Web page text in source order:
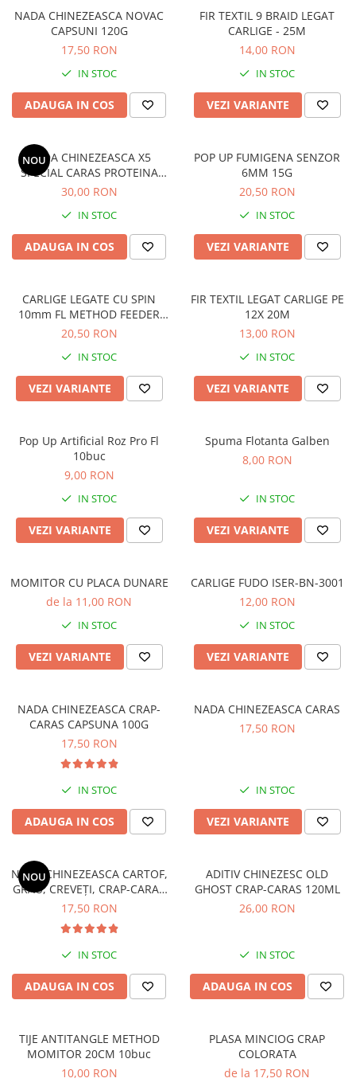
Cârlige stationar
Accesorii staționar
Rig pescuit
Crosete si burghie pescuit
Foarfeca pescuit
Cleste pescuit
Cârlige somn
Lansete somn
Pescuit General
Juvelnic pescuit
Picheți pescuit
Swingere pescuit
Senzori pescuit
Accesorii
Agrafe pescuit
Rig pescuit
Opritoare pescuit
Crosete si burghie pescuit
Foarfeca pescuit
Cleste pescuit
Fire Pescuit
Fir textil pescuit
Fir monofilament
Fire de pescuit
Fir feeder
Fir spinning
Fir staționar
Nadă și momeală
Pop-Up
Pelete pescuit
Nadă pescuit
Nadă crap
NADA CHINEZEASCA NOVAC
CAPSUNI 120G
17,50 RON
IN STOC
ADAUGA IN COS
FIR TEXTIL 9 BRAID LEGAT
CARLIGE - 25M
14,00 RON
IN STOC
VEZI VARIANTE
NOU
NADA CHINEZEASCA X5
SPECIAL CARAS PROTEINA
ANIMALA 300G
30,00 RON
IN STOC
ADAUGA IN COS
POP UP FUMIGENA SENZOR
6MM 15G
20,50 RON
IN STOC
VEZI VARIANTE
CARLIGE LEGATE CU SPIN
10mm FL METHOD FEEDER
RIG
20,50 RON
IN STOC
VEZI VARIANTE
FIR TEXTIL LEGAT CARLIGE PE
12X 20M
13,00 RON
IN STOC
VEZI VARIANTE
Pop Up Artificial Roz Pro Fl
10buc
9,00 RON
IN STOC
VEZI VARIANTE
Spuma Flotanta Galben
8,00 RON
IN STOC
VEZI VARIANTE
MOMITOR CU PLACA DUNARE
de la 11,00 RON
IN STOC
VEZI VARIANTE
CARLIGE FUDO ISER-BN-3001
12,00 RON
IN STOC
VEZI VARIANTE
NADA CHINEZEASCA CRAP-
CARAS CAPSUNA 100G
17,50 RON
IN STOC
ADAUGA IN COS
NADA CHINEZEASCA CARAS
17,50 RON
IN STOC
VEZI VARIANTE
NOU
NADA CHINEZEASCA CARTOF,
GRÂU, CREVEȚI, CRAP-CARAS
120G
17,50 RON
IN STOC
ADAUGA IN COS
ADITIV CHINEZESC OLD
GHOST CRAP-CARAS 120ML
26,00 RON
IN STOC
ADAUGA IN COS
TIJE ANTITANGLE METHOD
MOMITOR 20CM 10buc
10,00 RON
PLASA MINCIOG CRAP
COLORATA
de la 17,50 RON